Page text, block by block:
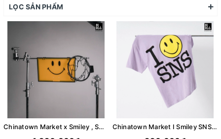
LỌC SẢN PHẨM
Chinatown Market x Smiley , Smiley Mini Basketball Hoop Chinatown Market I Smiley SNS Tee/Lilac